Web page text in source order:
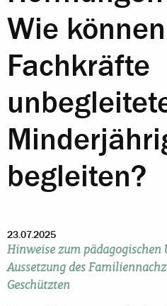
Wie können
Fachkräfte
begleiten?
23.07.2025
Hinweise zum
Aussetzung des
Geschützten